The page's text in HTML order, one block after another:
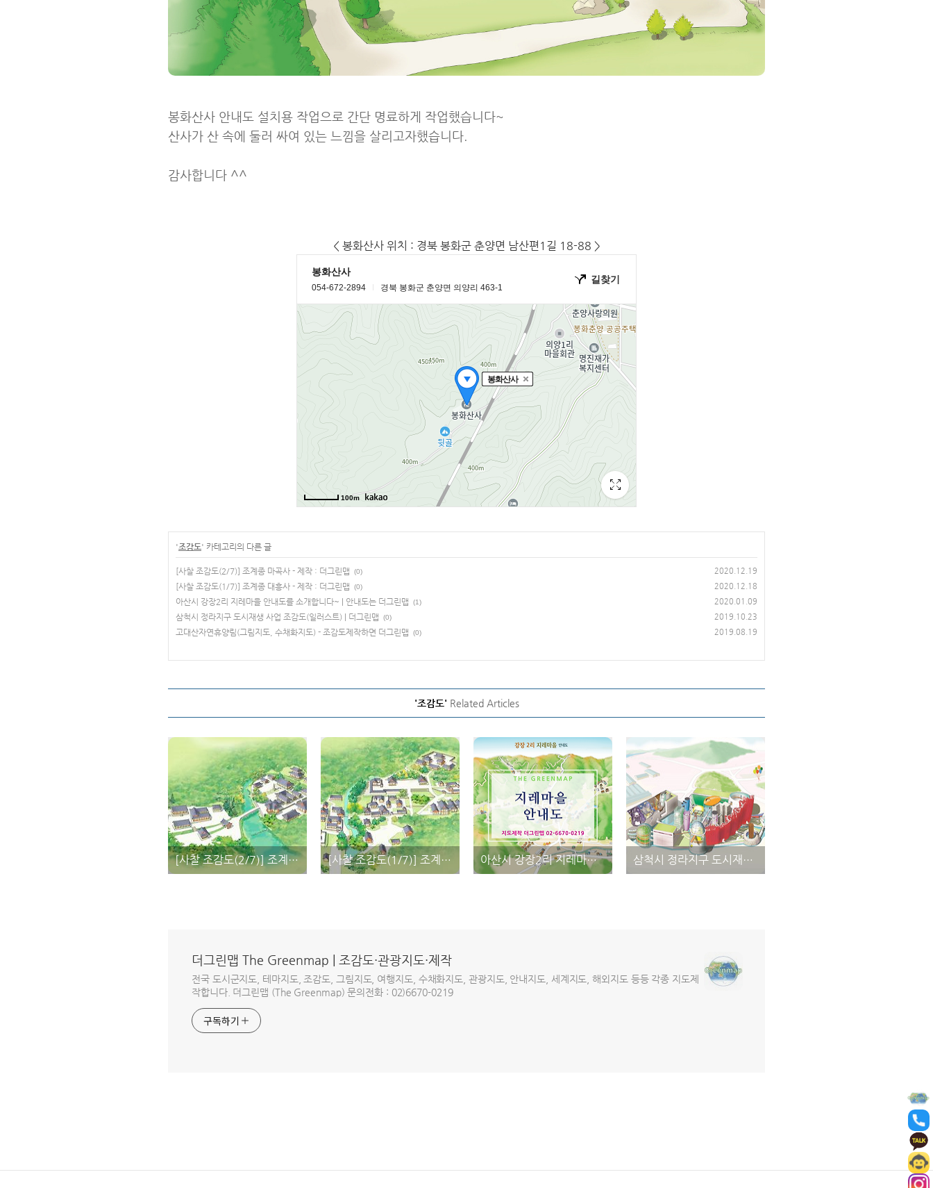
봉화산사 안내도 설치용 작업으로 간단 명료하게 작업했습니다~
산사가 산 속에 둘러 싸여 있는 느낌을 살리고자했습니다.
감사합니다 ^^
< 봉화산사 위치 : 경북 봉화군 춘양면 남산편1길 18-88 >
'조감도' 카테고리의 다른 글
[사찰 조감도(2/7)] 조계종 마곡사 - 제작 : 더그린맵 (0) 2020.12.19
[사찰 조감도(1/7)] 조계종 대흥사 - 제작 : 더그린맵 (0) 2020.12.18
아산시 강장2리 지레마을 안내도를 소개합니다~ | 안내도는 더그린맵 (1) 2020.01.09
삼척시 정라지구 도시재생 사업 조감도(일러스트) | 더그린맵 (0) 2019.10.23
고대산자연휴양림(그림지도, 수채화지도) - 조감도제작하면 더그린맵 (0) 2019.08.19
'조감도' Related Articles
[사찰 조감도(2/7)] 조계종 마곡사 - 제작 : 더그린맵 [사찰 조감도(1/7)] 조계종 대흥사 - 제작 : 더그린맵 아산시 강장2리 지레마을 안내도를 소개합니다~ | 안내도는 더그린맵 삼척시 정라지구 도시재생 사업 조감도(일러스트) | 더그린맵
더그린맵 The Greenmap | 조감도·관광지도·제작
전국 도시군지도, 테마지도, 조감도, 그림지도, 여행지도, 수채화지도, 관광지도, 안내지도, 세계지도, 해외지도 등등 각종 지도제
작합니다. 더그린맵 (The Greenmap) 문의전화 : 02)6670-0219
구독하기